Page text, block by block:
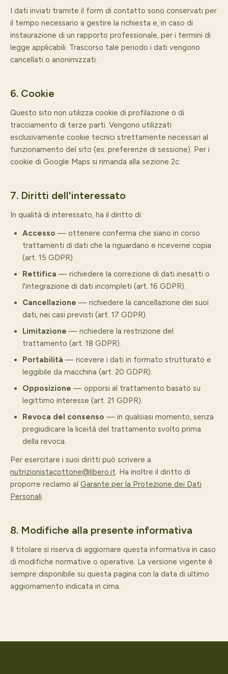
I dati inviati tramite il form di contatto sono conservati per
il tempo necessario a gestire la richiesta e, in caso di
instaurazione di un rapporto professionale, per i termini di
legge applicabili. Trascorso tale periodo i dati vengono
cancellati o anonimizzati.
6. Cookie
Questo sito non utilizza cookie di profilazione o di
tracciamento di terze parti. Vengono utilizzati
esclusivamente cookie tecnici strettamente necessari al
funzionamento del sito (es. preferenze di sessione). Per i
cookie di Google Maps si rimanda alla sezione 2c.
7. Diritti dell'interessato
In qualità di interessato, ha il diritto di:
Accesso — ottenere conferma che siano in corso
trattamenti di dati che la riguardano e riceverne copia
(art. 15 GDPR).
Rettifica — richiedere la correzione di dati inesatti o
l'integrazione di dati incompleti (art. 16 GDPR).
Cancellazione — richiedere la cancellazione dei suoi
dati, nei casi previsti (art. 17 GDPR).
Limitazione — richiedere la restrizione del
trattamento (art. 18 GDPR).
Portabilità — ricevere i dati in formato strutturato e
leggibile da macchina (art. 20 GDPR).
Opposizione — opporsi al trattamento basato su
legittimo interesse (art. 21 GDPR).
Revoca del consenso — in qualsiasi momento, senza
pregiudicare la liceità del trattamento svolto prima
della revoca.
Per esercitare i suoi diritti può scrivere a
nutrizionistacottone@libero.it. Ha inoltre il diritto di
proporre reclamo al Garante per la Protezione dei Dati
Personali.
8. Modifiche alla presente informativa
Il titolare si riserva di aggiornare questa informativa in caso
di modifiche normative o operative. La versione vigente è
sempre disponibile su questa pagina con la data di ultimo
aggiornamento indicata in cima.